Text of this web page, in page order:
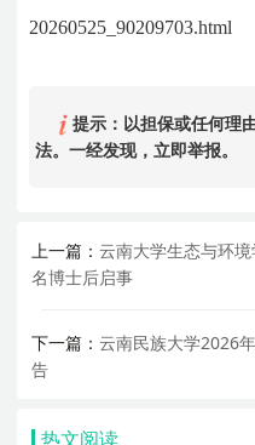
20260525_90209703.html
提示：以担保或任何理
法。一经发现，立即举报。
上一篇：云南大学生态与环
名博士后启事
下一篇：云南民族大学2026
告
热文阅读